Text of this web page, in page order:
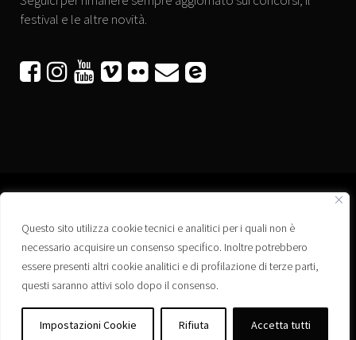
Questo sito utilizza cookie tecnici e analitici per i quali non è
necessario acquisire un consenso specifico. Inoltre potrebbero
essere presenti altri cookie analitici e di profilazione di terze parti,
questi saranno attivi solo dopo il consenso.
Impostazioni Cookie Rifiuta Accetta tutti
festival e le altre novità.
     
Associazione “Corti a Ponte” APS
Via Wagner, 42 - 35020 Ponte San Nicolò (PD)
C.F. 92223660280
Privacy policy
Registro delle Associazioni di Promozione Sociale – Regione Veneto –
Iscrizione n. PS/PD0364